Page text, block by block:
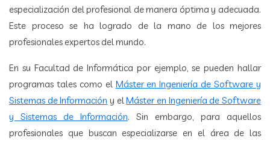
especialización del profesional de manera óptima y adecuada.
Este proceso se ha logrado de la mano de los mejores
profesionales expertos del mundo.
En su Facultad de Informática por ejemplo, se pueden hallar
programas tales como el Máster en Ingeniería de Software y
Sistemas de Información y elMáster en Ingeniería de Software
y Sistemas de Información. Sin embargo, para aquellos
profesionales que buscan especializarse en el área de las